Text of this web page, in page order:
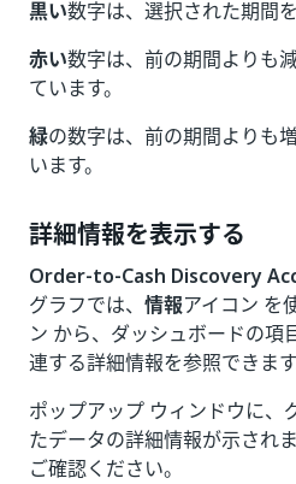
黒い数字は、選択された期間
赤い数字は、前の期間よりも
ています。
緑の数字は、前の期間よりも
います。
詳細情報を表示する
Order-to-Cash Discovery
グラフでは、 情報アイコン を
ン から、ダッシュボードの項
連する詳細情報を参照できます
ポップアップ ウィンドウに、
たデータの詳細情報が示され
ご確認ください。